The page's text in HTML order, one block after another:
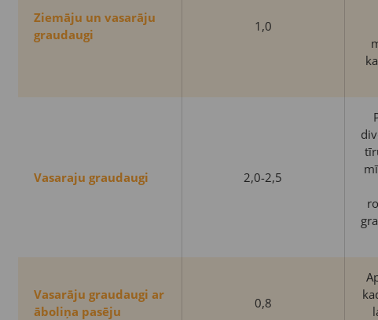
Ziemāju un vasarāju
graudaugi
1,0
Vasaraju graudaugi 2,0-2,5
Vasarāju graudaugi ar
āboliņa pasēju
0,8